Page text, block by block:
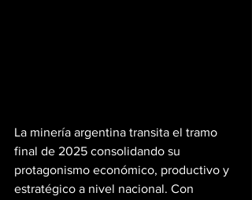
La minería argentina transita el tramo
final de 2025 consolidando su
protagonismo económico, productivo y
estratégico a nivel nacional. Con